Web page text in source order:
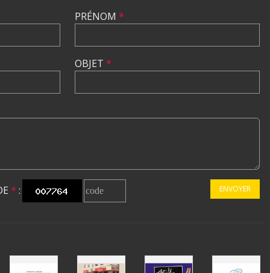
PRÉNOM *
OBJET *
* : ENVOYER